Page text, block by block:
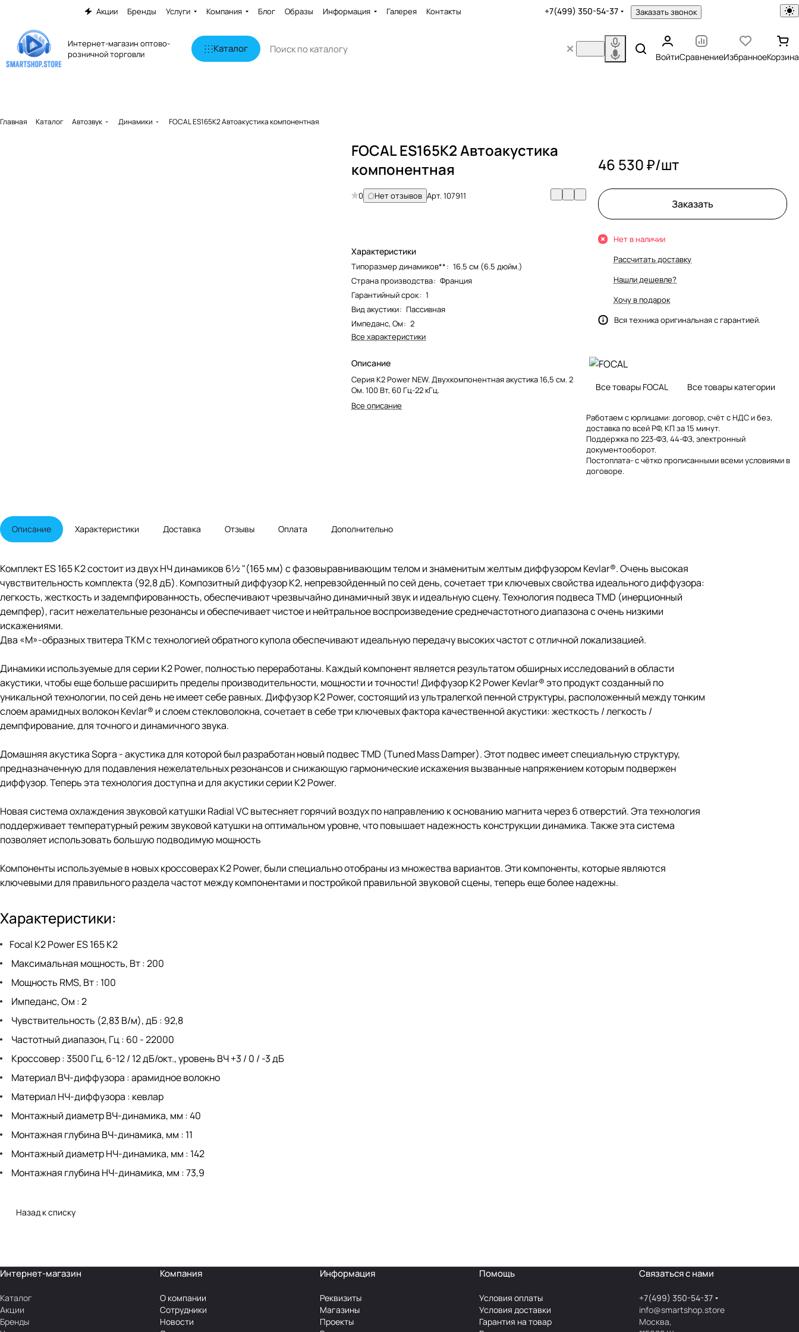
Акции Бренды Услуги Компания Блог Образы Информация Галерея Контакты +7(499) 350-54-37 Заказать звонок
Интернет-магазин оптово-
розничной торговли
Каталог
ВойтиСравнениеИзбранноеКорзина
Главная Каталог Автозвук Динамики FOCAL ES165K2 Автоакустика компонентная
FOCAL ES165K2 Автоакустика
компонентная
0 Нет отзывов Арт.107911
Характеристики
Типоразмер динамиков**: 16.5 см (6.5 дюйм.)
Страна производства: Франция
Гарантийный срок: 1
Вид акустики: Пассивная
Импеданс, Ом: 2
Все характеристики
Описание
Серия K2 Power NEW. Двухкомпонентная акустика 16,5 см. 2
Ом. 100 Вт, 60 Гц-22 кГц.
Все описание
46 530 ₽/шт
Заказать
Нет в наличии
Рассчитать доставку
Нашли дешевле?
Хочу в подарок
Вся техника оригинальная с гарантией.
Все товары FOCAL Все товары категории
Работаем с юрлицами: договор, счёт с НДС и без,
доставка по всей РФ, КП за 15 минут.
Поддержка по 223-ФЗ, 44-ФЗ, электронный
документооборот.
Постоплата- с чётко прописанными всеми условиями в
договоре.
Описание Характеристики Доставка Отзывы Оплата Дополнительно
Комплект ES 165 K2 состоит из двух НЧ динамиков 6½ "(165 мм) с фазовыравнивающим телом и знаменитым желтым диффузором Kevlar®. Очень высокая
чувствительность комплекта (92,8 дБ). Композитный диффузор K2, непревзойденный по сей день, сочетает три ключевых свойства идеального диффузора:
легкость, жесткость и задемпфированность, обеспечивают чрезвычайно динамичный звук и идеальную сцену. Технология подвеса TMD (инерционный
демпфер), гасит нежелательные резонансы и обеспечивает чистое и нейтральное воспроизведение среднечастотного диапазона с очень низкими
искажениями.
Два «М»-образных твитера TKM с технологией обратного купола обеспечивают идеальную передачу высоких частот с отличной локализацией.
Динамики используемые для серии K2 Power, полностью переработаны. Каждый компонент является результатом обширных исследований в области
акустики, чтобы еще больше расширить пределы производительности, мощности и точности! Диффузор K2 Power Kevlar® это продукт созданный по
уникальной технологии, по сей день не имеет себе равных. Диффузор K2 Power, состоящий из ультралегкой пенной структуры, расположенный между тонким
слоем арамидных волокон Kevlar® и слоем стекловолокна, сочетает в себе три ключевых фактора качественной акустики: жесткость / легкость /
демпфирование, для точного и динамичного звука.
Домашняя акустика Sopra - акустика для которой был разработан новый подвес TMD (Tuned Mass Damper). Этот подвес имеет специальную структуру,
предназначенную для подавления нежелательных резонансов и снижающую гармонические искажения вызванные напряжением которым подвержен
диффузор. Теперь эта технология доступна и для акустики серии K2 Power.
Новая система охлаждения звуковой катушки Radial VC вытесняет горячий воздух по направлению к основанию магнита через 6 отверстий. Эта технология
поддерживает температурный режим звуковой катушки на оптимальном уровне, что повышает надежность конструкции динамика. Также эта система
позволяет использовать большую подводимую мощность
Компоненты используемые в новых кроссоверах K2 Power, были специально отобраны из множества вариантов. Эти компоненты, которые являются
ключевыми для правильного раздела частот между компонентами и постройкой правильной звуковой сцены, теперь еще более надежны.
Характеристики:
Focal K2 Power ES 165 K2
Максимальная мощность, Вт : 200
Мощность RMS, Вт : 100
Импеданс, Ом : 2
Чувствительность (2,83 В/м), дБ : 92,8
Частотный диапазон, Гц : 60 - 22000
Кроссовер : 3500 Гц, 6-12 / 12 дБ/окт., уровень ВЧ +3 / 0 / -3 дБ
Материал ВЧ-диффузора : арамидное волокно
Материал НЧ-диффузора : кевлар
Монтажный диаметр ВЧ-динамика, мм : 40
Монтажная глубина ВЧ-динамика, мм : 11
Монтажный диаметр НЧ-динамика, мм : 142
Монтажная глубина НЧ-динамика, мм : 73,9
Назад к списку
Интернет-магазин
Каталог
Акции
Бренды
Компания
О компании
Сотрудники
Новости
Информация
Реквизиты
Магазины
Проекты
Помощь
Условия оплаты
Условия доставки
Гарантия на товар
Связаться с нами
+7(499) 350-54-37
info@smartshop.store
Москва,